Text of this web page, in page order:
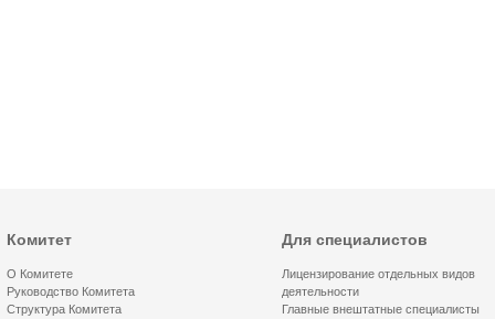
Комитет
О Комитете
Руководство Комитета
Структура Комитета
Для специалистов
Лицензирование отдельных видов
деятельности
Главные внештатные специалисты